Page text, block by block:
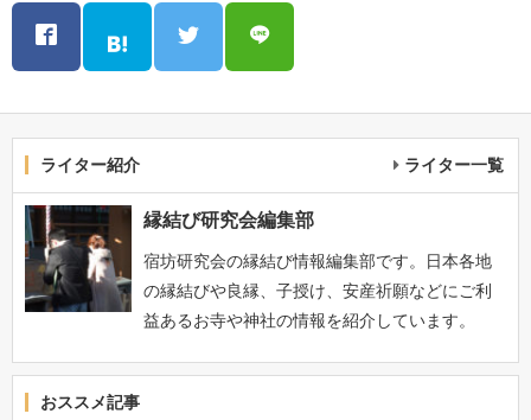
ライター紹介 ライター一覧
縁結び研究会編集部
宿坊研究会の縁結び情報編集部です。日本各地
の縁結びや良縁、子授け、安産祈願などにご利
益あるお寺や神社の情報を紹介しています。
おススメ記事